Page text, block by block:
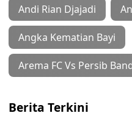
Andi Rian Djajadi
Angka Kematian Bayi
Arema FC Vs Persib
Berita Terkini